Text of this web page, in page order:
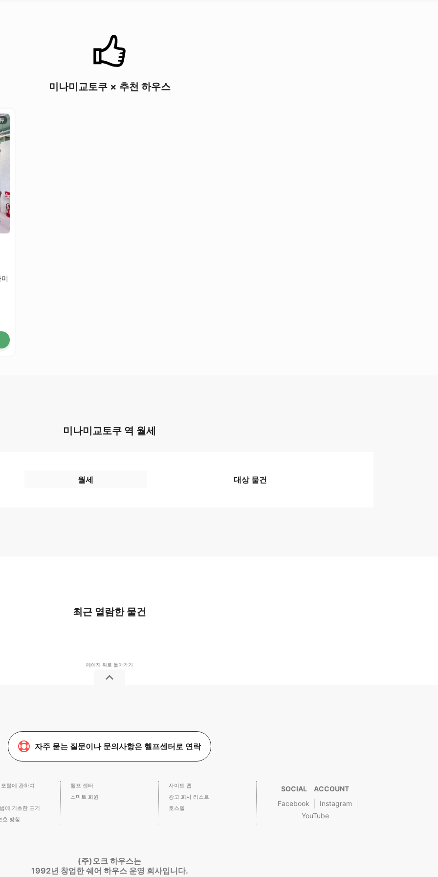
미나미교토쿠 × 추천 하우스
미나미교토쿠 역 월세
월세 대상 물건
최근 열람한 물건
자주 묻는 질문이나 문의사항은 헬프센터로 연락
털에 관하여
에 기초한 표기
호 방침
헬프 센터
스마트 회원
사이트 맵
광고 회사 리스트
호스텔
SOCIAL ACCOUNT
Facebook
Instagram
YouTube
(주)오크 하우스는
1992년 창업한 쉐어 하우스 운영 회사입니다.